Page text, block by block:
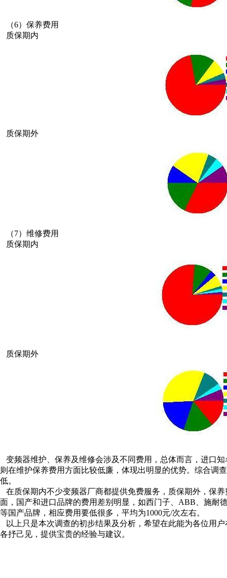
（6）保养费用
质保期内
质保期外
（7）维修费用
质保期内
质保期外
变频器维护、保养及维修会涉及不同费用，总体而言，进口
则在维护保养费用方面比较低廉，体现出明显的优势。综合调
低。
在质保期内不少变频器厂商都提供免费服务，质保期外，保
面，国产和进口品牌的费用差别明显，如西门子、ABB、施耐
等国产品牌，相应费用要低很多，平均为1000元/次左右。
以上只是本次调查的初步结果及分析，希望在此能为各位用
各抒己见，提供宝贵的经验与建议。